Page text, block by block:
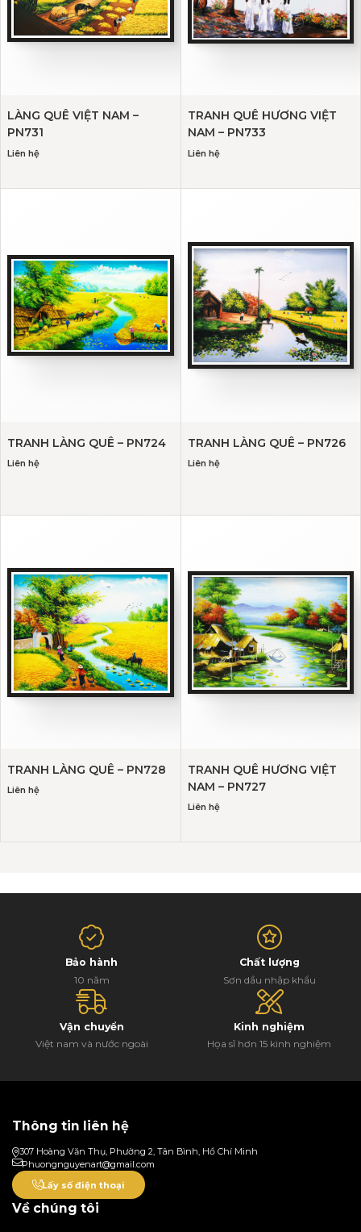
LÀNG QUÊ VIỆT NAM –
PN731
Liên hệ
TRANH QUÊ HƯƠNG VIỆT
NAM – PN733
Liên hệ
TRANH LÀNG QUÊ – PN724
Liên hệ
TRANH LÀNG QUÊ – PN726
Liên hệ
TRANH LÀNG QUÊ – PN728
Liên hệ
TRANH QUÊ HƯƠNG VIỆT
NAM – PN727
Liên hệ
Bảo hành
10 năm
Chất lượng
Sơn dầu nhập khẩu
Vận chuyển
Việt nam và nước ngoài
Kinh nghiệm
Họa sĩ hơn 15 kinh nghiệm
Thông tin liên hệ
307 Hoàng Văn Thụ, Phường 2, Tân Bình, Hồ Chí Minh
Phuongnguyenart@gmail.com
Lấy số điện thoại
Về chúng tôi